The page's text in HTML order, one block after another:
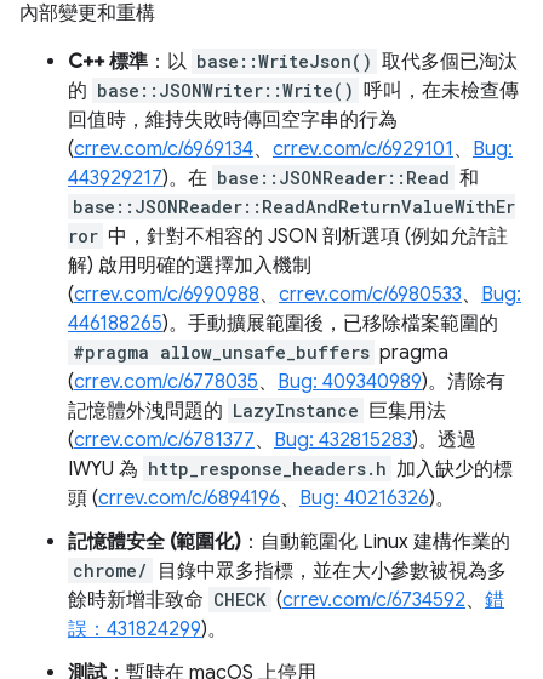
內部變更和重構
C++ 標準 ：以 base::WriteJson() 取代多個已淘汰
的 base::JSONWriter::Write() 呼叫，在未檢查傳
回值時，維持失敗時傳回空字串的行為
(crrev.com/c/6969134、 crrev.com/c/6929101 、 Bug:
443929217)。在 base::JSONReader::Read 和
base::JSONReader::ReadAndReturnValueWithEr
ror 中，針對不相容的 JSON 剖析選項 (例如允許註
解) 啟用明確的選擇加入機制
(crrev.com/c/6990988、 crrev.com/c/6980533、 Bug:
446188265)。手動擴展範圍後，已移除檔案範圍的
#pragma allow_unsafe_buffers pragma
(crrev.com/c/6778035、 Bug: 409340989)。清除有
記憶體外洩問題的 LazyInstance 巨集用法
(crrev.com/c/6781377、 Bug: 432815283)。透過
IWYU 為 http_response_headers.h 加入缺少的標
頭 (crrev.com/c/6894196、 Bug: 40216326)。
記憶體安全 (範圍化) ：自動範圍化 Linux 建構作業的
chrome/
目錄中眾多指標，並在大小參數被視為多
餘時新增非致命 CHECK (crrev.com/c/6734592、 錯
誤：431824299)。
測試 ：暫時在 macOS 上停用